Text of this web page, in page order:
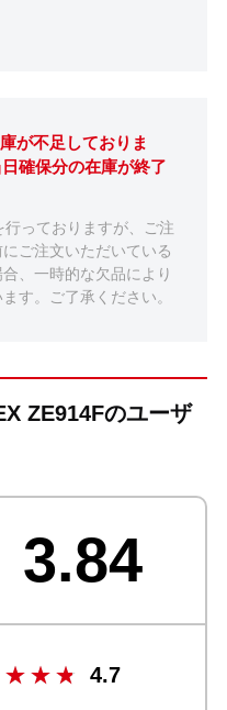
が不足しておりま
確保分の在庫が終了
っておりますが、ご注
ご注文いただいている
、一時的な欠品により
す。ご了承ください。
ZE914Fのユーザ
3.84
4.7